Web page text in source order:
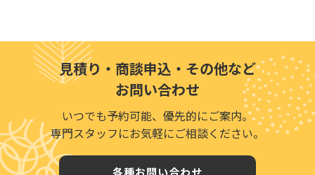
見積り・商談申込・その他など
お問い合わせ
いつでも予約可能、優先的にご案内。
専門スタッフにお気軽にご相談ください。